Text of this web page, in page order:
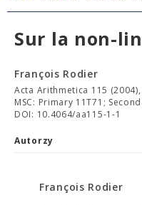
Sur la non-
François Rodier
Acta Arithmetica 115
MSC: Primary 11T71;
DOI: 10.4064/aa115-1-1
Autorzy
François Rodier